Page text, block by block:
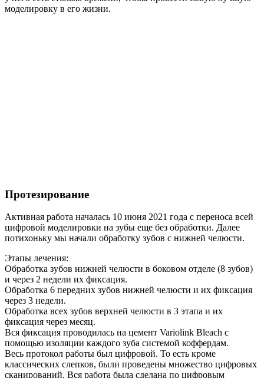
моделировку в его жизни.
Протезирование
Активная работа началась 10 июня 2021 года с переноса всей
цифровой моделировки на зубы еще без обработки. Далее
потихоньку мы начали обработку зубов с нижней челюсти.
Этапы лечения:
Обработка зубов нижней челюсти в боковом отделе (8 зубов)
и через 2 недели их фиксация.
Обработка 6 передних зубов нижней челюсти и их фиксация
через 3 недели.
Обработка всех зубов верхней челюсти в 3 этапа и их
фиксация через месяц.
Вся фиксация проводилась на цемент Variolink Bleach с
помощью изоляции каждого зуба системой коффердам.
Весь протокол работы был цифровой. То есть кроме
классических слепков, были проведены множество цифровых
сканирований. Вся работа была сделана по цифровым